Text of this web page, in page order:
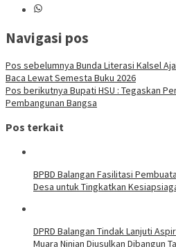
Navigasi pos
Pos sebelumnya Bunda Literasi Kalsel
Baca Lewat Semesta Buku 2026
Pos berikutnya Bupati HSU : Tegaskan
Pembangunan Bangsa
Pos terkait
BPBD Balangan Fasilitasi
Desa untuk Tingkatkan
DPRD Balangan Tindak Lanjuti
Muara Ninian Diusulkan Dibangun